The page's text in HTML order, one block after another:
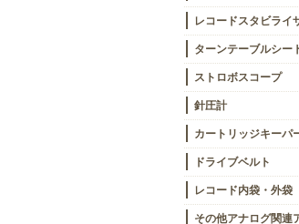
レコードスタビライ
ターンテーブルシー
ストロボスコープ
針圧計
カートリッジキーパ
ドライブベルト
レコード内袋・外袋
その他アナログ関連